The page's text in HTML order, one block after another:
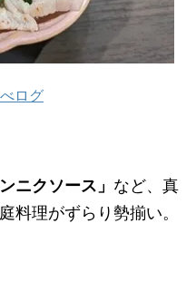
ログ
ニクソース」 など、真
料理がずらり勢揃い。